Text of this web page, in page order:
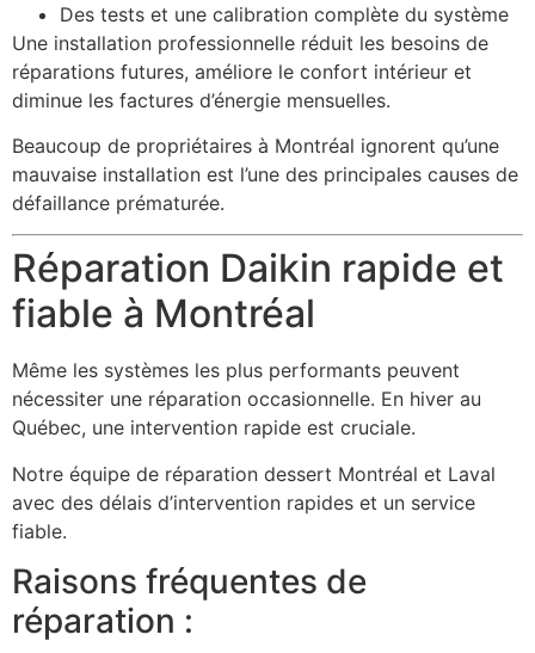
Des tests et une calibration complète du système
Une installation professionnelle réduit les besoins de
réparations futures, améliore le confort intérieur et
diminue les factures d’énergie mensuelles.
Beaucoup de propriétaires à Montréal ignorent qu’une
mauvaise installation est l’une des principales causes de
défaillance prématurée.
Réparation Daikin rapide et
fiable à Montréal
Même les systèmes les plus performants peuvent
nécessiter une réparation occasionnelle. En hiver au
Québec, une intervention rapide est cruciale.
Notre équipe de réparation dessert Montréal et Laval
avec des délais d’intervention rapides et un service
fiable.
Raisons fréquentes de
réparation :